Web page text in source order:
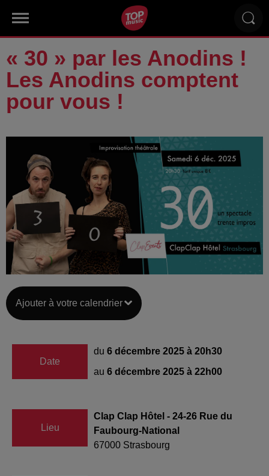
« 30 » par les Anodins !
Les Anodins comptent
pour vous !
Ajouter à votre calendrier
Date
du 6 décembre 2025 à 20h30
au 6 décembre 2025 à 22h00
Lieu
Clap Clap Hôtel - 24-26 Rue du
Faubourg-National
67000 Strasbourg